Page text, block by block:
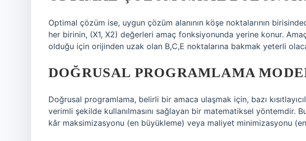
Optimal çözüm ise, uygun çözüm alanının köşe noktalarının
her birinin, (X1, X2) değerleri amaç fonksiyonunda yerine konur.
olduğu için orijinden uzak olan B,C,E noktalarına bakmak yeterli
DOĞRUSAL PROGRAMLAMA
Doğrusal programlama, belirli bir amaca ulaşmak için, bazı
verimli şekilde kullanılmasını sağlayan bir matematiksel yöntemdir.
kâr maksimizasyonu (en büyükleme) veya maliyet minimizasyonu